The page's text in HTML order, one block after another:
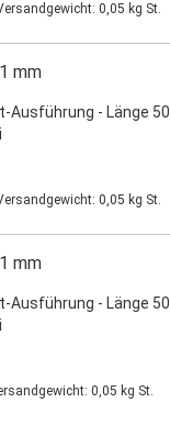
0,05 kg St.
mm
Ausführung - Länge 50
0,05 kg St.
mm
Ausführung - Länge 50
0,05 kg St.